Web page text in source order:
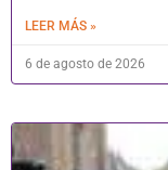
LEER MÁS »
6 de agosto de 2026